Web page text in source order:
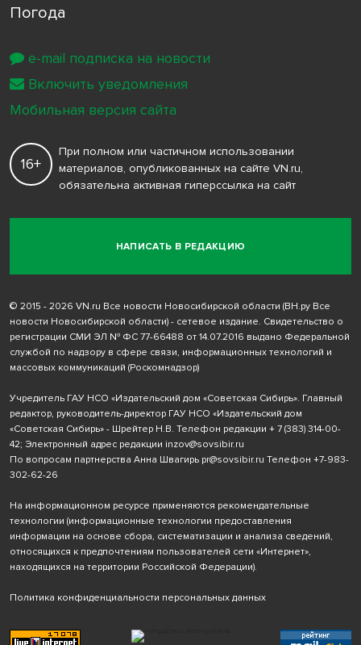
Погода
НАПИСАТЬ В РЕДАКЦИЮ
16+
При полном или частичном использовании
материалов, опубликованных на сайте VN.ru,
обязательна активная гиперссылка на сайт
© 2015 - 2026 VN.ru Все новости Новосибирской области (ВН.ру Все
новости Новосибирской области) - сетевое издание. Свидетельство о
регистрации СМИ ЭЛ № ФС 77-66488 от 14.07.2016 выдано Федеральной
службой по надзору в сфере связи, информационных технологий и
массовых коммуникаций (Роскомнадзор)
Учредитель ГАУ НСО «Издательский дом «Советская Сибирь». Главный
редактор, руководитель-директор ГАУ НСО «Издательский дом
«Советская Сибирь» - Шрейтер Н.В. Телефон редакции + 7 (383) 314-00-
42; Электронный адрес редакции inzov@sovsibir.ru
По вопросам партнерства Анна Швагирь pr@sovsibir.ru Телефон +7-983-
302-62-26
На информационном ресурсе применяются рекомендательные
технологии (информационные технологии предоставления
информации на основе сбора, систематизации и анализа сведений,
относящихся к предпочтениям пользователей сети «Интернет»,
находящихся на территории Российской Федерации).
Политика конфиденциальности персональных данных
e-mail подписка на новости
Включить уведомления
Мобильная версия сайта